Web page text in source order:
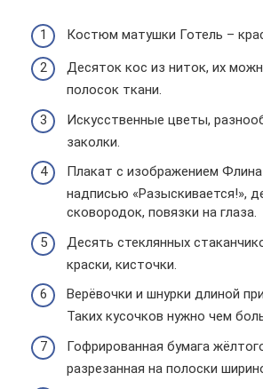
Костюм матушки Готель –
Десяток кос из ниток, их
полосок ткани.
Искусственные цветы,
заколки.
Плакат с изображением
надписью «Разыскивается!»,
сковородок, повязки на глаза.
Десять стеклянных
краски, кисточки.
Верёвочки и шнурки длиной
Таких кусочков нужно чем
Гофрированная бумага
разрезанная на полоски